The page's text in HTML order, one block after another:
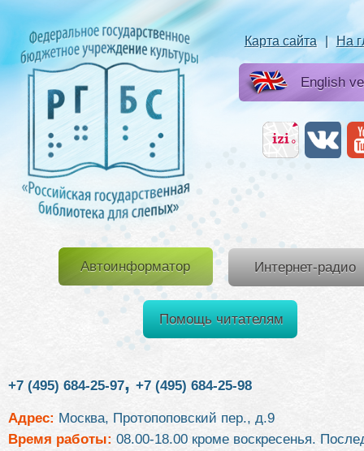
Карта сайта | На
English
Автоинформатор Интернет-радио
Помощь читателям
+7 (495) 684-25-97, +7 (495) 684-25-98
Адрес: Москва, Протопоповский пер., д.9
Время работы: 08.00-18.00 кроме воскресенья.